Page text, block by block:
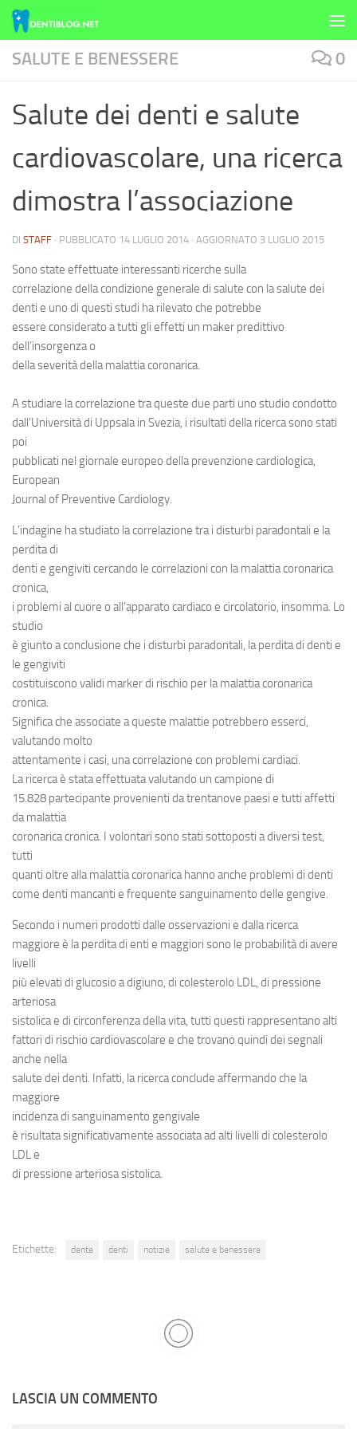
Skip to content
SALUTE E BENESSERE 0
Salute dei denti e salute
cardiovascolare, una ricerca
dimostra l’associazione
DI STAFF · PUBBLICATO 14 LUGLIO 2014 · AGGIORNATO 3 LUGLIO 2015
Sono state effettuate interessanti ricerche sulla
correlazione della condizione generale di salute con lasalute dei
denti e uno di questi studi ha rilevato che potrebbe
essere considerato a tutti gli effetti un maker predittivo
dell’insorgenza o
della severità dellamalattia coronarica.
A studiare la correlazione tra queste due parti uno studio condotto
dall’Università di Uppsala in Svezia, i risultati della ricerca sono stati
poi
pubblicati nel giornale europeo della prevenzione cardiologica,
European
Journal of Preventive Cardiology.
L’indagine ha studiato la correlazione tra i disturbi paradontali e la
perdita di
denti e gengiviti cercando le correlazioni con la malattia coronarica
cronica,
i problemi al cuore o all’apparato cardiaco e circolatorio, insomma. Lo
studio
è giunto a conclusione che i disturbi paradontali, laperdita di denti e
le gengiviti
costituiscono validi marker di rischio per la malattia coronarica
cronica.
Significa che associate a queste malattie potrebbero esserci,
valutando molto
attentamente i casi, una correlazione con problemi cardiaci.
La ricerca è stata effettuata valutando un campione di
15.828 partecipante provenienti da trentanove paesi e tutti affetti
da malattia
coronarica cronica. I volontari sono stati sottoposti a diversi test,
tutti
quanti oltre alla malattia coronarica hanno anche problemi di denti
come denti mancanti e frequente sanguinamento delle gengive.
Secondo i numeri prodotti dalle osservazioni e dalla ricerca
maggiore è la perdita di enti e maggiori sono le probabilità di avere
livelli
più elevati di glucosio a digiuno, di colesterolo LDL, di pressione
arteriosa
sistolica e di circonferenza della vita, tutti questi rappresentano alti
fattori di rischio cardiovascolare e che trovano quindi dei segnali
anche nella
salute dei denti. Infatti, la ricerca conclude affermando che la
maggiore
incidenza di sanguinamento gengivale
è risultata significativamente associata ad alti livelli di colesterolo
LDL e
di pressione arteriosa sistolica.
Etichette: dente denti notizie salute e benessere
LASCIA UN COMMENTO